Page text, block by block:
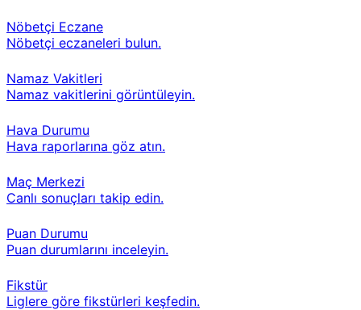
Nöbetçi Eczane
Nöbetçi eczaneleri bulun.
Namaz Vakitleri
Namaz vakitlerini görüntüleyin.
Hava Durumu
Hava raporlarına göz atın.
Maç Merkezi
Canlı sonuçları takip edin.
Puan Durumu
Puan durumlarını inceleyin.
Fikstür
Liglere göre fikstürleri keşfedin.